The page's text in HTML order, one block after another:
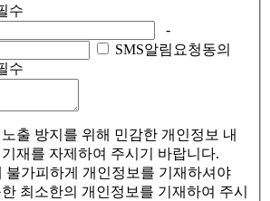
-
SMS알림요청동의
출 방지를 위해 민감한 개인정보 내
재를 자제하여 주시기 바랍니다.
불가피하게 개인정보를 기재하셔야
최소한의 개인정보를 기재하여 주시